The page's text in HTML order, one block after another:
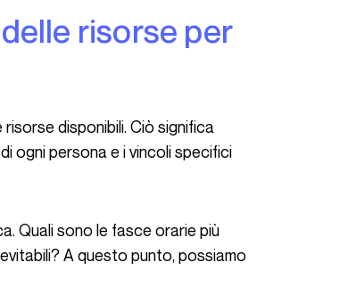
ogni persona e i vincoli specifici
Quali sono le fasce orarie più
A questo punto, possiamo